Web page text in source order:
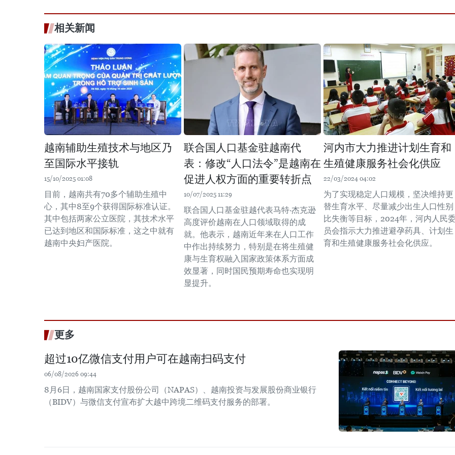
相关新闻
越南辅助生殖技术与地区乃
至国际水平接轨
15/10/2025 01:08
目前，越南共有70多个辅助生殖中
心，其中8至9个获得国际标准认证。
其中包括两家公立医院，其技术水平
已达到地区和国际标准，这之中就有
越南中央妇产医院。
联合国人口基金驻越南代
表：修改“人口法令”是越南在
促进人权方面的重要转折点
10/07/2025 11:29
联合国人口基金驻越代表马特·杰克逊
高度评价越南在人口领域取得的成
就。他表示，越南近年来在人口工作
中作出持续努力，特别是在将生殖健
康与生育权融入国家政策体系方面成
效显著，同时国民预期寿命也实现明
显提升。
河内市大力推进计划生育和
生殖健康服务社会化供应
22/03/2024 04:02
为了实现稳定人口规模，坚决维持更
替生育水平、尽量减少出生人口性别
比失衡等目标，2024年，河内人民
员会指示大力推进避孕药具、计划生
育和生殖健康服务社会化供应。
更多
超过10亿微信支付用户可在越南扫码支付
06/08/2026 09:44
8月6日，越南国家支付股份公司（NAPAS）、越南投资与发展股份商业银行
（BIDV）与微信支付宣布扩大越中跨境二维码支付服务的部署。